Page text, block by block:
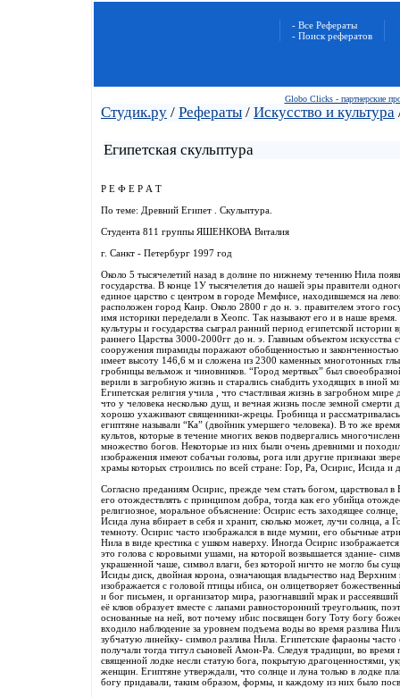
- Все Рефераты
- Поиск рефератов
Globo Clicks - партнерские
Студик.ру / Рефераты / Искусство и культура
Египетская скульптура
Р Е Ф Е Р А Т
По теме: Древний Египет . Скульптура.
Студента 811 группы ЯШЕНКОВА Виталия
г. Санкт - Петербург 1997 год
Около 5 тысячелетий назад в долине по нижнему течению Нила
государства. В конце 1У тысячелетия до нашей эры правители
единое царство с центром в городе Мемфисе, находившемся на
расположен город Каир. Около 2800 г до н. э. правителем этого
имя историки переделали в Хеопс. Так называют его и в наше
культуры и государства сыграл ранний период египетской
раннего Царства 3000-2000гг до н. э. Главным объектом искусства
сооружения пирамиды поражают обобщенностью и
имеет высоту 146,6 м и сложена из 2300 каменных многотонных
гробницы вельмож и чиновников. “Город мертвых” был
верили в загробную жизнь и старались снабдить уходящих в иной
Египетская религия учила , что счастливая жизнь в загробном
что у человека несколько душ, и вечная жизнь после земной
хорошо ухаживают священники-жрецы. Гробница и
египтяне называли “Ка” (двойник умершего человека). В то же
культов, которые в течение многих веков подвергались
множество богов. Некоторые из них были очень древними и
изображения имеют собачьи головы, рога или другие признаки
храмы которых строились по всей стране: Гор, Ра, Осирис, Исида и
Согласно преданиям Осирис, прежде чем стать богом, царствовал в
его отождествлять с принципом добра, тогда как его убийца
религиозное, моральное объяснение: Осирис есть заходящее
Исида луна вбирает в себя и хранит, сколько может, лучи солнца, а
темноту. Осирис часто изображался в виде мумии, его обычные
Нила в виде крестика с ушком наверху. Иногда Осирис
это голова с коровьими ушами, на которой возвышается здание-
украшенной чаше, символ влаги, без которой ничто не могло бы
Исиды диск, двойная корона, означающая владычество над
изображается с головой птицы ибиса, он олицетворяет
и бог письмен, и организатор мира, разогнавший мрак и
её клюв образует вместе с лапами равносторонний треугольник,
основанные на ней, вот почему ибис посвящен богу Тоту богу
входило наблюдение за уровнем подъема воды во время разлива
зубчатую линейку- символ разлива Нила. Египетские фараоны
получали тогда титул сыновей Амон-Ра. Следуя традиции, во время
священной лодке несли статую бога, покрытую драгоценностями,
женщин. Египтяне утверждали, что солнце и луна только в лодке
богу придавали, таким образом, формы, и каждому из них было